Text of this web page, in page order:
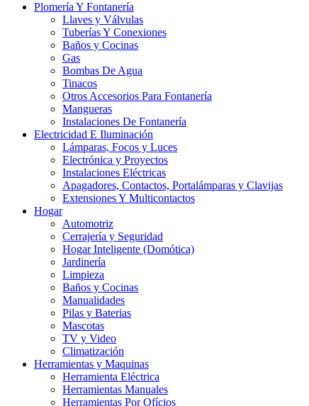
Plomería Y Fontanería
Llaves y Válvulas
Tuberías Y Conexiones
Baños y Cocinas
Gas
Bombas De Agua
Tinacos
Otros Accesorios Para Fontanería
Mangueras
Instalaciones De Fontanería
Electricidad E Iluminación
Lámparas, Focos y Luces
Electrónica y Proyectos
Instalaciones Eléctricas
Apagadores, Contactos, Portalámparas y Clavijas
Extensiones Y Multicontactos
Hogar
Automotriz
Cerrajería y Seguridad
Hogar Inteligente (Domótica)
Jardinería
Limpieza
Baños y Cocinas
Manualidades
Pilas y Baterias
Mascotas
TV y Video
Climatización
Herramientas y Maquinas
Herramienta Eléctrica
Herramientas Manuales
Herramientas Por Ofícios